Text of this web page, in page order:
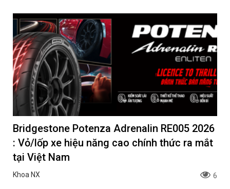
Bridgestone Potenza Adrenalin RE005 2026
: Vỏ/lốp xe hiệu năng cao chính thức ra mắt
tại Việt Nam
Khoa NX 6